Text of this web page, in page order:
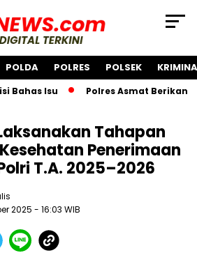
POLDA POLRES POLSEK
Polres Asmat Berikan Bantuan
Tahapan
Penerimaan
T.A. 2025–2026
2025 - 16:03 WIB